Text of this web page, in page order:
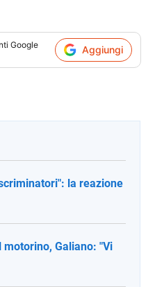
Google
Aggiungi
la reazione
Galiano: "Vi